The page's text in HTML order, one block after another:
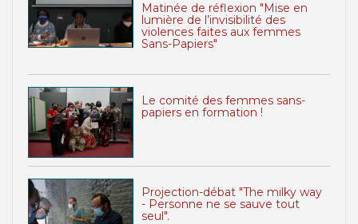
Matinée de réflexion "Mise en
lumière de l’invisibilité des
violences faites aux femmes
Sans-Papiers"
Le comité des femmes sans-
papiers en formation !
Projection-débat "The milky way
- Personne ne se sauve tout
seul".